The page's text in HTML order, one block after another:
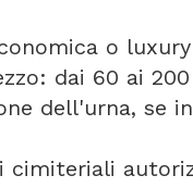
o
dai 60 ai
dell'urna, se
cimiteriali